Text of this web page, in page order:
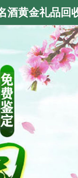
酒黄金礼品回